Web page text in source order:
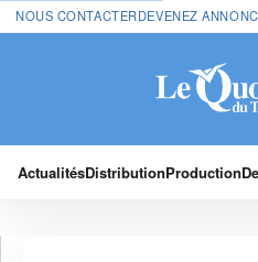
NOUS CONTACTERDEVENEZ
ActualitésDistributionProduction